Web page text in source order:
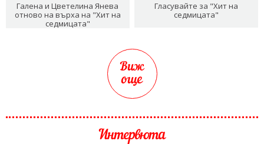
Галена и Цветелина Янева
отново на върха на "Хит на
седмицата"
Гласувайте за "Хит на
седмицата"
Виж
още
Интервюта